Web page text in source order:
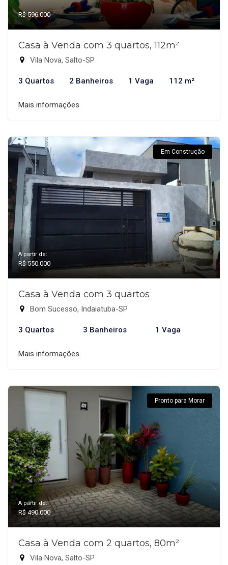
R$ 596.000
Casa à Venda com 3 quartos, 112m²
Vila Nova, Salto-SP
3 Quartos 2 Banheiros 1 Vaga 112 m²
Mais informações
Em Construção
A partir de:
R$ 550.000
Casa à Venda com 3 quartos
Bom Sucesso, Indaiatuba-SP
3 Quartos 3 Banheiros 1 Vaga
Mais informações
Pronto para Morar
A partir de:
R$ 490.000
Casa à Venda com 2 quartos, 80m²
Vila Nova, Salto-SP